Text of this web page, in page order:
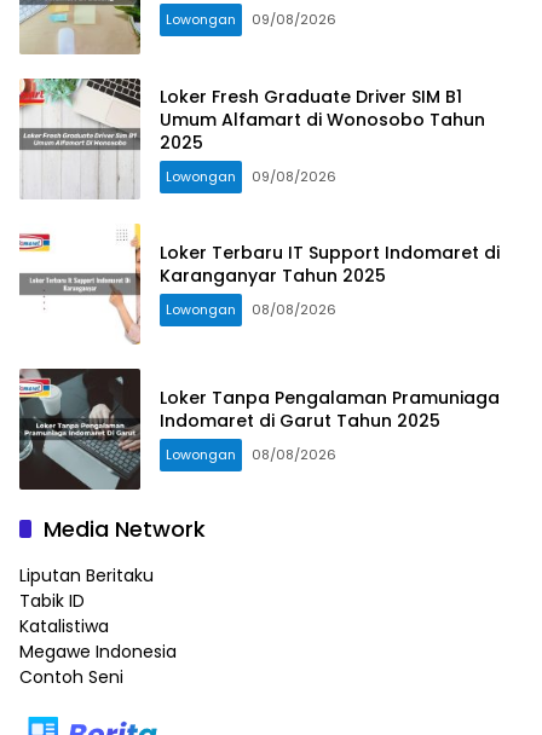
Lowongan 09/08/2026
Loker Fresh Graduate Driver SIM B1
Umum Alfamart di Wonosobo Tahun
2025
Lowongan 09/08/2026
Loker Terbaru IT Support Indomaret di
Karanganyar Tahun 2025
Lowongan 08/08/2026
Loker Tanpa Pengalaman Pramuniaga
Indomaret di Garut Tahun 2025
Lowongan 08/08/2026
Media Network
Liputan Beritaku
Tabik ID
Katalistiwa
Megawe Indonesia
Contoh Seni